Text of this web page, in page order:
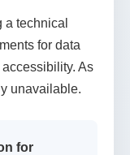
technical
for data
As
unavailable.
for